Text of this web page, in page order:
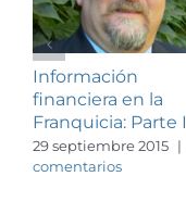
Información
financiera en la
Franquicia: Parte I
29 septiembre 2015 |
comentarios